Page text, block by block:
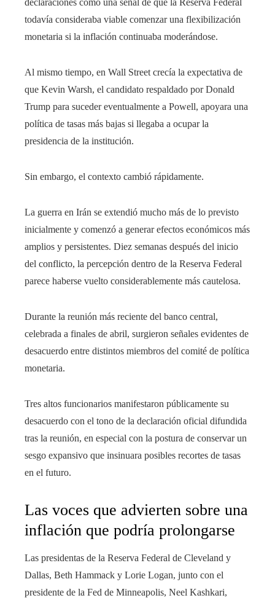
todavía consideraba viable comenzar una flexibilización
monetaria si la inflación continuaba moderándose.
Al mismo tiempo, en Wall Street crecía la expectativa de
que Kevin Warsh, el candidato respaldado por Donald
Trump para suceder eventualmente a Powell, apoyara una
política de tasas más bajas si llegaba a ocupar la
presidencia de la institución.
Sin embargo, el contexto cambió rápidamente.
La guerra en Irán se extendió mucho más de lo previsto
inicialmente y comenzó a generar efectos económicos más
amplios y persistentes. Diez semanas después del inicio
del conflicto, la percepción dentro de la Reserva Federal
parece haberse vuelto considerablemente más cautelosa.
Durante la reunión más reciente del banco central,
celebrada a finales de abril, surgieron señales evidentes de
desacuerdo entre distintos miembros del comité de política
monetaria.
Tres altos funcionarios manifestaron públicamente su
desacuerdo con el tono de la declaración oficial difundida
tras la reunión, en especial con la postura de conservar un
sesgo expansivo que insinuara posibles recortes de tasas
en el futuro.
Las voces que advierten sobre una
inflación que podría prolongarse
Las presidentas de la Reserva Federal de Cleveland y
Dallas, Beth Hammack y Lorie Logan, junto con el
presidente de la Fed de Minneapolis, Neel Kashkari,